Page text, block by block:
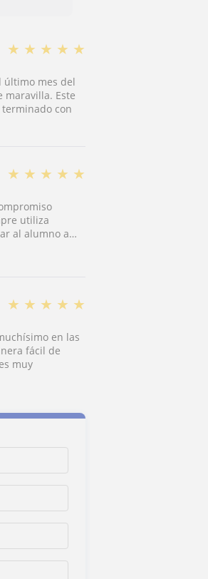
★ ★ ★ ★ ★
último mes del
maravilla. Este
con
★ ★ ★ ★ ★
utiliza
al alumno a
importante,
★ ★ ★ ★ ★
en las
fácil de
muy